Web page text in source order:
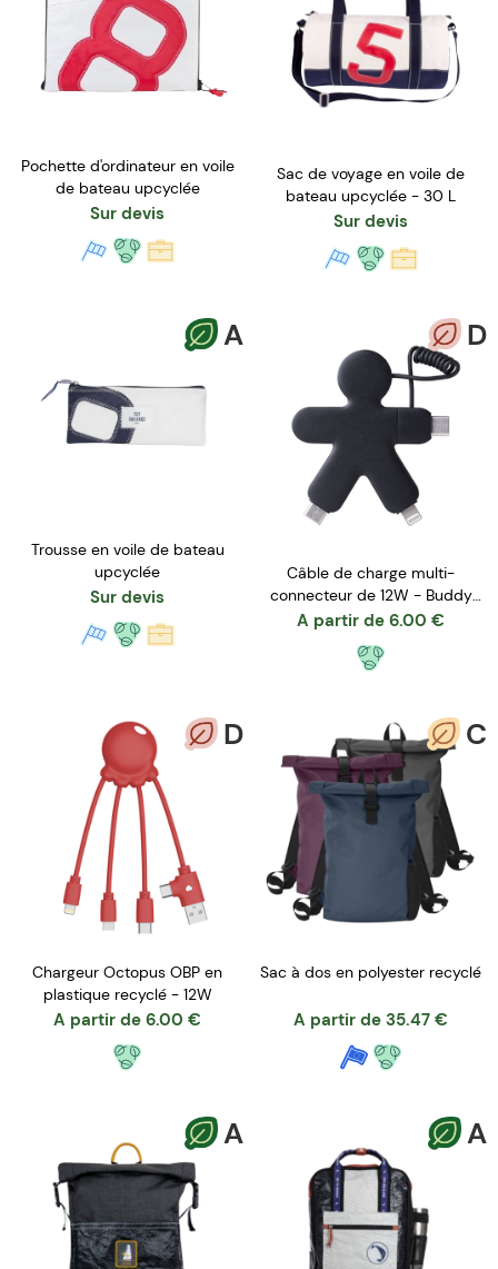
Pochette d'ordinateur en voile
de bateau upcyclée
Sur devis
Sac de voyage en voile de
bateau upcyclée - 30 L
Sur devis
A
Trousse en voile de bateau
upcyclée
Sur devis
D
Câble de charge multi-
connecteur de 12W - Buddy
Cable
A partir de 6.00 €
D
Chargeur Octopus OBP en
plastique recyclé - 12W
A partir de 6.00 €
C
Sac à dos en polyester recyclé
A partir de 35.47 €
A A